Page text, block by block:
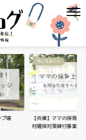
プ場
気になること
【兵庫】ママの保育士
材確保対策貸付事業...